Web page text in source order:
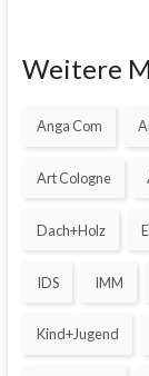
Weitere
Anga Com
Art Cologne
Dach+Holz
IDS IMM
Kind+Jugend